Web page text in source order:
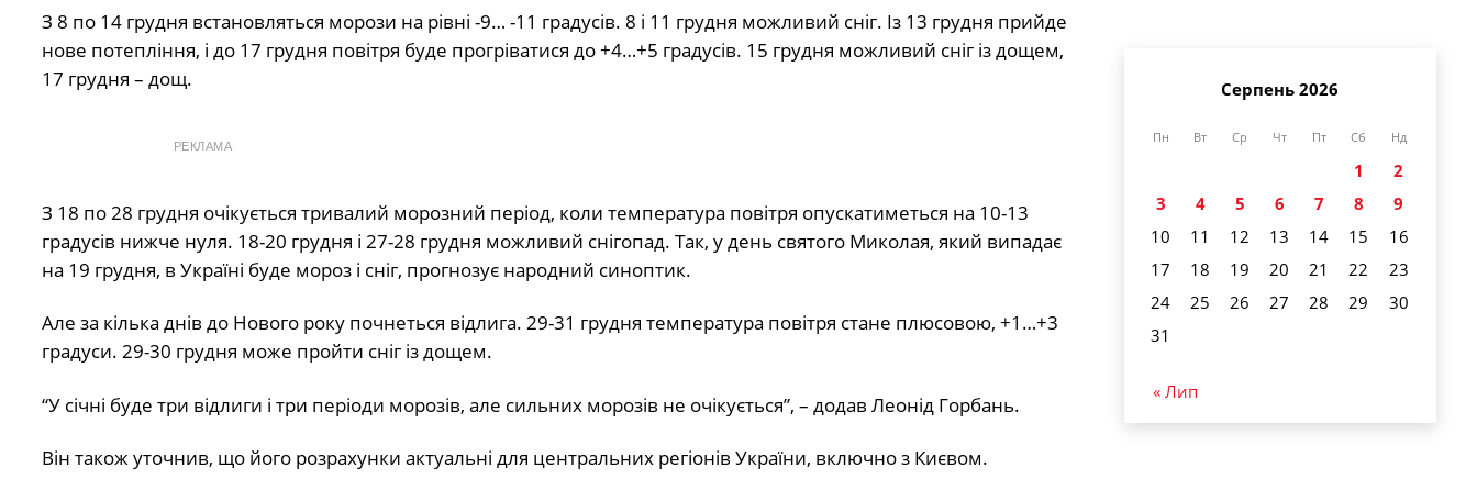
З 8 по 14 грудня встановляться морози на рівні -9… -11 градусів. 8 і 11 грудня можливий сніг. Із 13 грудня прийде
нове потепління, і до 17 грудня повітря буде прогріватися до +4…+5 градусів. 15 грудня можливий сніг із дощем,
17 грудня – дощ.
РЕКЛАМА
З 18 по 28 грудня очікується тривалий морозний період, коли температура повітря опускатиметься на 10-13
градусів нижче нуля. 18-20 грудня і 27-28 грудня можливий снігопад. Так, у день святого Миколая, який випадає
на 19 грудня, в Україні буде мороз і сніг, прогнозує народний синоптик.
Але за кілька днів до Нового року почнеться відлига. 29-31 грудня температура повітря стане плюсовою, +1…+3
градуси. 29-30 грудня може пройти сніг із дощем.
“У січні буде три відлиги і три періоди морозів, але сильних морозів не очікується”, – додав Леонід Горбань.
Він також уточнив, що його розрахунки актуальні для центральних регіонів України, включно з Києвом.
Серпень 2026
Пн Вт Ср Чт Пт Сб Нд
1
2
3
4 5 6 7 8
9
10
11 12 13 14 15
16
17
18 19 20 21 22
23
24
25 26 27 28 29
30
31
« Лип